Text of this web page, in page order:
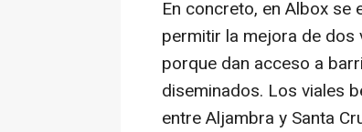
En concreto, en Albox se
permitir la mejora de dos
porque dan acceso a
diseminados. Los viales
entre Aljambra y Santa